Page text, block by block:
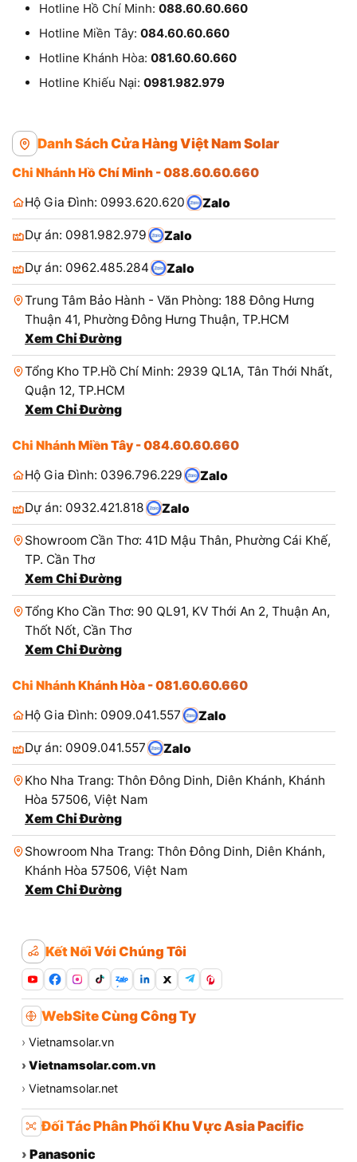
Hotline Hồ Chí Minh: 088.60.60.660
Hotline Miền Tây: 084.60.60.660
Hotline Khánh Hòa: 081.60.60.660
Hotline Khiếu Nại: 0981.982.979
Danh Sách Cửa Hàng Việt Nam Solar
Chi Nhánh Hồ Chí Minh - 088.60.60.660
Hộ Gia Đình: 0993.620.620
Zalo
Dự án: 0981.982.979 Zalo
Dự án: 0962.485.284 Zalo
Trung Tâm Bảo Hành - Văn Phòng: 188 Đông Hưng
Thuận 41, Phường Đông Hưng Thuận, TP.HCM
Xem Chỉ Đường
Tổng Kho TP.Hồ Chí Minh: 2939 QL1A, Tân Thới Nhất,
Quận 12, TP.HCM
Xem Chỉ Đường
Chi Nhánh Miền Tây - 084.60.60.660
Hộ Gia Đình: 0396.796.229
Zalo
Dự án: 0932.421.818 Zalo
Showroom Cần Thơ: 41D Mậu Thân, Phường Cái Khế,
TP. Cần Thơ
Xem Chỉ Đường
Tổng Kho Cần Thơ: 90 QL91, KV Thới An 2, Thuận An,
Thốt Nốt, Cần Thơ
Xem Chỉ Đường
Chi Nhánh Khánh Hòa - 081.60.60.660
Hộ Gia Đình: 0909.041.557
Zalo
Dự án: 0909.041.557 Zalo
Kho Nha Trang: Thôn Đông Dinh, Diên Khánh, Khánh
Hòa 57506, Việt Nam
Xem Chỉ Đường
Showroom Nha Trang: Thôn Đông Dinh, Diên Khánh,
Khánh Hòa 57506, Việt Nam
Xem Chỉ Đường
Kết Nối Với Chúng Tôi
Zalo
WebSite Cùng Công Ty
› Vietnamsolar.vn
› Vietnamsolar.com.vn
› Vietnamsolar.net
Đối Tác Phân Phối Khu Vực Asia Pacific
› Panasonic